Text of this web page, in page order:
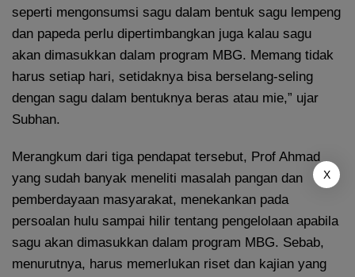
seperti mengonsumsi sagu dalam bentuk sagu lempeng
dan papeda perlu dipertimbangkan juga kalau sagu
akan dimasukkan dalam program MBG. Memang tidak
harus setiap hari, setidaknya bisa berselang-seling
dengan sagu dalam bentuknya beras atau mie,” ujar
Subhan.
Merangkum dari tiga pendapat tersebut, Prof Ahmad
yang sudah banyak meneliti masalah pangan dan
pemberdayaan masyarakat, menekankan pada
persoalan hulu sampai hilir tentang pengelolaan apabila
sagu akan dimasukkan dalam program MBG. Sebab,
menurutnya, harus memerlukan riset dan kajian yang
X